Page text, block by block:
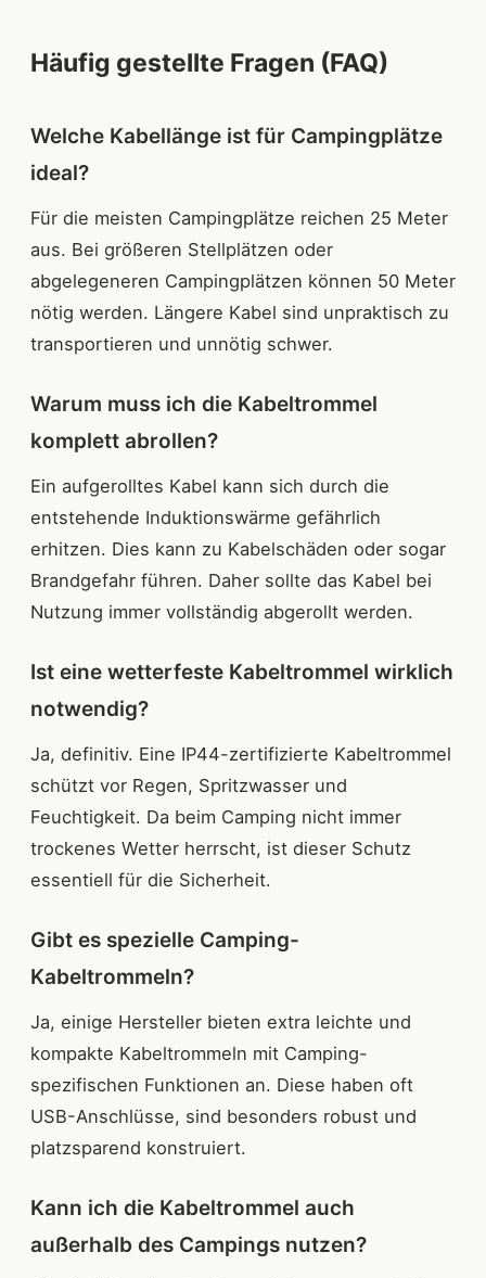
Häufig gestellte Fragen (FAQ)
Welche Kabellänge ist für Campingplätze
ideal?
Für die meisten Campingplätze reichen 25 Meter
aus. Bei größeren Stellplätzen oder
abgelegeneren Campingplätzen können 50 Meter
nötig werden. Längere Kabel sind unpraktisch zu
transportieren und unnötig schwer.
Warum muss ich die Kabeltrommel
komplett abrollen?
Ein aufgerolltes Kabel kann sich durch die
entstehende Induktionswärme gefährlich
erhitzen. Dies kann zu Kabelschäden oder sogar
Brandgefahr führen. Daher sollte das Kabel bei
Nutzung immer vollständig abgerollt werden.
Ist eine wetterfeste Kabeltrommel wirklich
notwendig?
Ja, definitiv. Eine IP44-zertifizierte Kabeltrommel
schützt vor Regen, Spritzwasser und
Feuchtigkeit. Da beim Camping nicht immer
trockenes Wetter herrscht, ist dieser Schutz
essentiell für die Sicherheit.
Gibt es spezielle Camping-
Kabeltrommeln?
Ja, einige Hersteller bieten extra leichte und
kompakte Kabeltrommeln mit Camping-
spezifischen Funktionen an. Diese haben oft
USB-Anschlüsse, sind besonders robust und
platzsparend konstruiert.
Kann ich die Kabeltrommel auch
außerhalb des Campings nutzen?